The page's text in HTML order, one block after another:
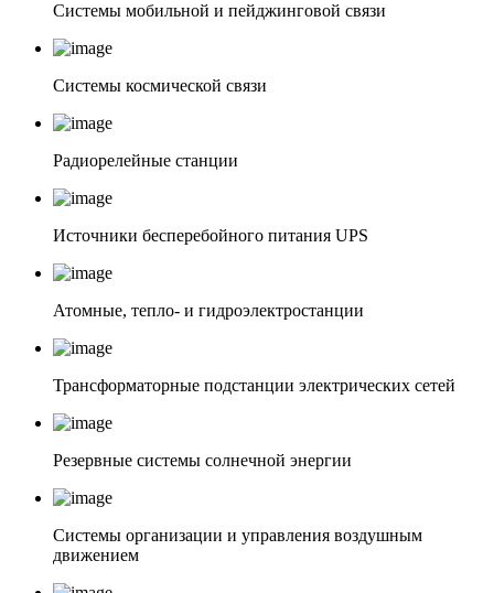
Системы мобильной и пейджинговой связи
Системы космической связи
Радиорелейные станции
Источники бесперебойного питания UPS
Атомные, тепло- и гидроэлектростанции
Трансформаторные подстанции электрических сетей
Резервные системы солнечной энергии
Системы организации и управления воздушным
движением